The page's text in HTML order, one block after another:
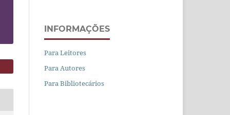
INFORMAÇÕES
Para Leitores
Para Autores
Para Bibliotecários